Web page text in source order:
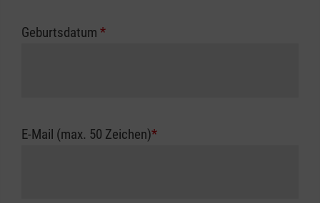
Geburtsdatum *
E-Mail (max. 50 Zeichen)*